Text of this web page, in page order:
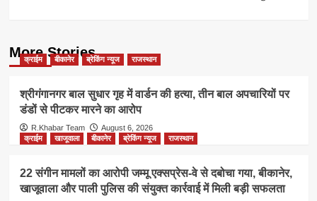
More Stories
क्राईम बीकानेर ब्रेकिंग न्यूज राजस्थान
श्रीगंगानगर बाल सुधार गृह में वार्डन की हत्या, तीन बाल अपचारियों पर
डंडों से पीटकर मारने का आरोप
R.Khabar Team
August 6, 2026
क्राईम
खाजूवाला बीकानेर ब्रेकिंग न्यूज राजस्थान
22 संगीन मामलों का आरोपी जम्मू एक्सप्रेस-वे से दबोचा गया, बीकानेर,
खाजूवाला और पाली पुलिस की संयुक्त कार्रवाई में मिली बड़ी सफलता